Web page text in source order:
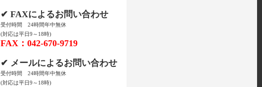
✔ FAXによるお問い合わせ
受付時間 24時間年中無休
(対応は平日9～18時)
FAX：042-670-9719
✔ メールによるお問い合わせ
受付時間 24時間年中無休
(対応は平日9～18時)